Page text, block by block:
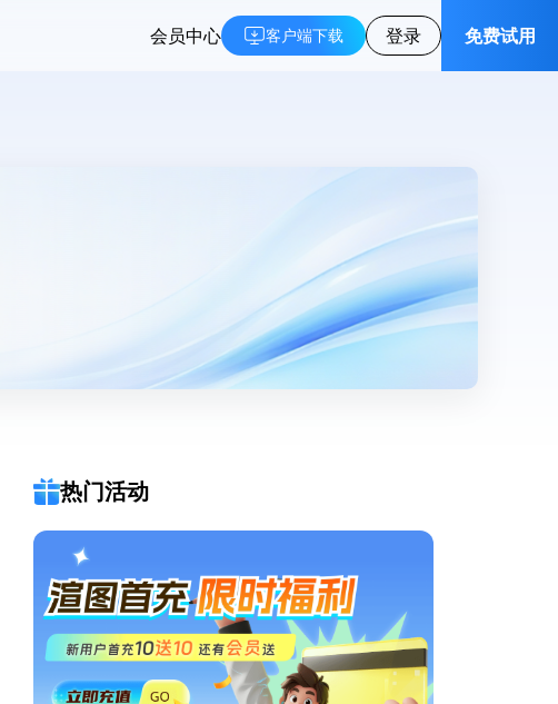
会员中心 客户端下载 登录 免费试用
热门活动